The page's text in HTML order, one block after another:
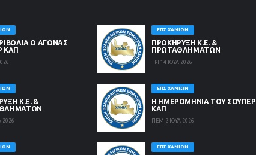
Ο ΑΓΩΝΑΣ
ΚΑΠ
Κ.Ε. &
2026
ΕΠΣ ΧΑΝΊΩΝ
ΠΡΟΚΗΡΥΞΗ Κ.Ε. &
ΠΡΩΤΑΘΛΗΜΑΤΩΝ
ΤΡΙ 14 ΙΟΥΛ 2026
ΕΠΣ ΧΑΝΊΩΝ
Η ΗΜΕΡΟΜΗΝΙΑ ΤΟΥ ΣΟΥΠΕΡ
ΚΑΠ
ΠΕΜ 2 ΙΟΥΛ 2026
ΕΠΣ ΧΑΝΊΩΝ